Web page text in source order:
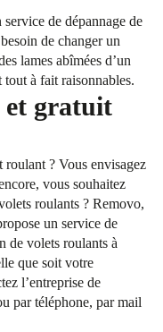
de dépannage de
de changer un
lames abîmées d’un
à fait raisonnables.
et gratuit
roulant ? Vous envisagez
vous souhaitez
roulants ? Removo,
un service de
de volets roulants à
que soit votre
l’entreprise de
par téléphone, par mail